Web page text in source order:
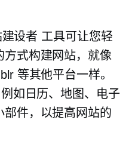
建设者 工具可让您轻
式构建网站，就像
等其他平台一样。
如日历、地图、电子
件，以提高网站的